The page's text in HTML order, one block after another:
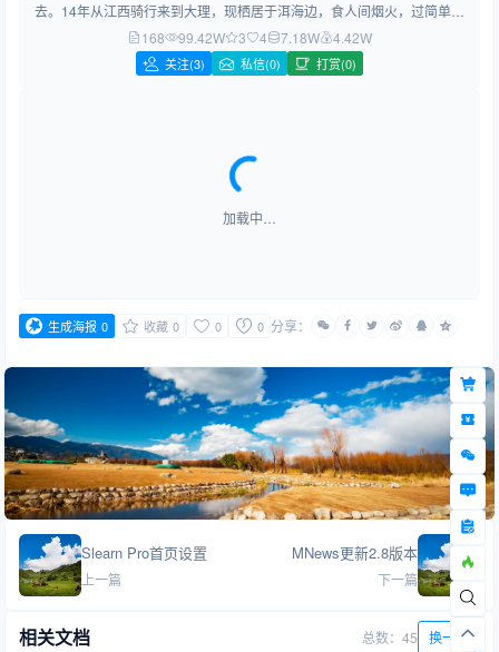
去。14年从江西骑行来到大理，现栖居于洱海边，食人间烟火，过简单生
活，做简约设计！
168 99.42W 3 4 7.18W 4.42W
关注(3) 私信(0) 打赏(0)
加载中…
生成海报 0 收藏 0 0 0 分享：
Slearn Pro首页设置
上一篇
MNews更新2.8版本
下一篇
相关文档 总数：45 换一批